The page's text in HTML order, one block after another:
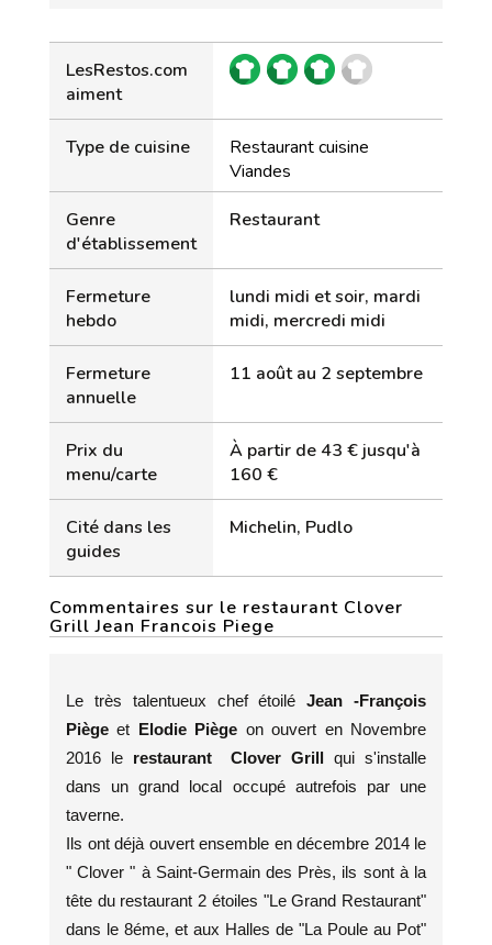
LesRestos.com
aiment
Type de cuisine
Restaurant cuisine
Viandes
Genre
d'établissement
Restaurant
Fermeture
hebdo
lundi midi et soir, mardi
midi, mercredi midi
Fermeture
annuelle
11 août au 2 septembre
Prix du
menu/carte
À partir de 43 € jusqu'à
160 €
Cité dans les
guides
Michelin, Pudlo
Commentaires sur le restaurant Clover
Grill Jean Francois Piege
Le très talentueux chef étoiléJean -François
Piège et Elodie Piège on ouvert en Novembre
2016 lerestaurant Clover Grillqui s'installe
dans un grand local occupé autrefois par une
taverne.
Ils ont déjà ouvert ensemble en décembre 2014 le
" Clover " à Saint-Germain des Près, ils sont à la
tête du restaurant 2 étoiles "Le Grand Restaurant"
dans le 8éme, et aux Halles de "La Poule au Pot"